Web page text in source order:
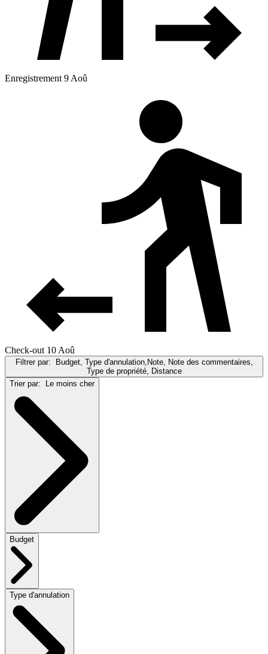
Enregistrement 9 Aoû
Check-out 10 Aoû
Filtrer par: Budget, Type d'annulation,Note, Note des commentaires,
Type de propriété, Distance
Trier par: Le moins cher
Budget
Type d'annulation